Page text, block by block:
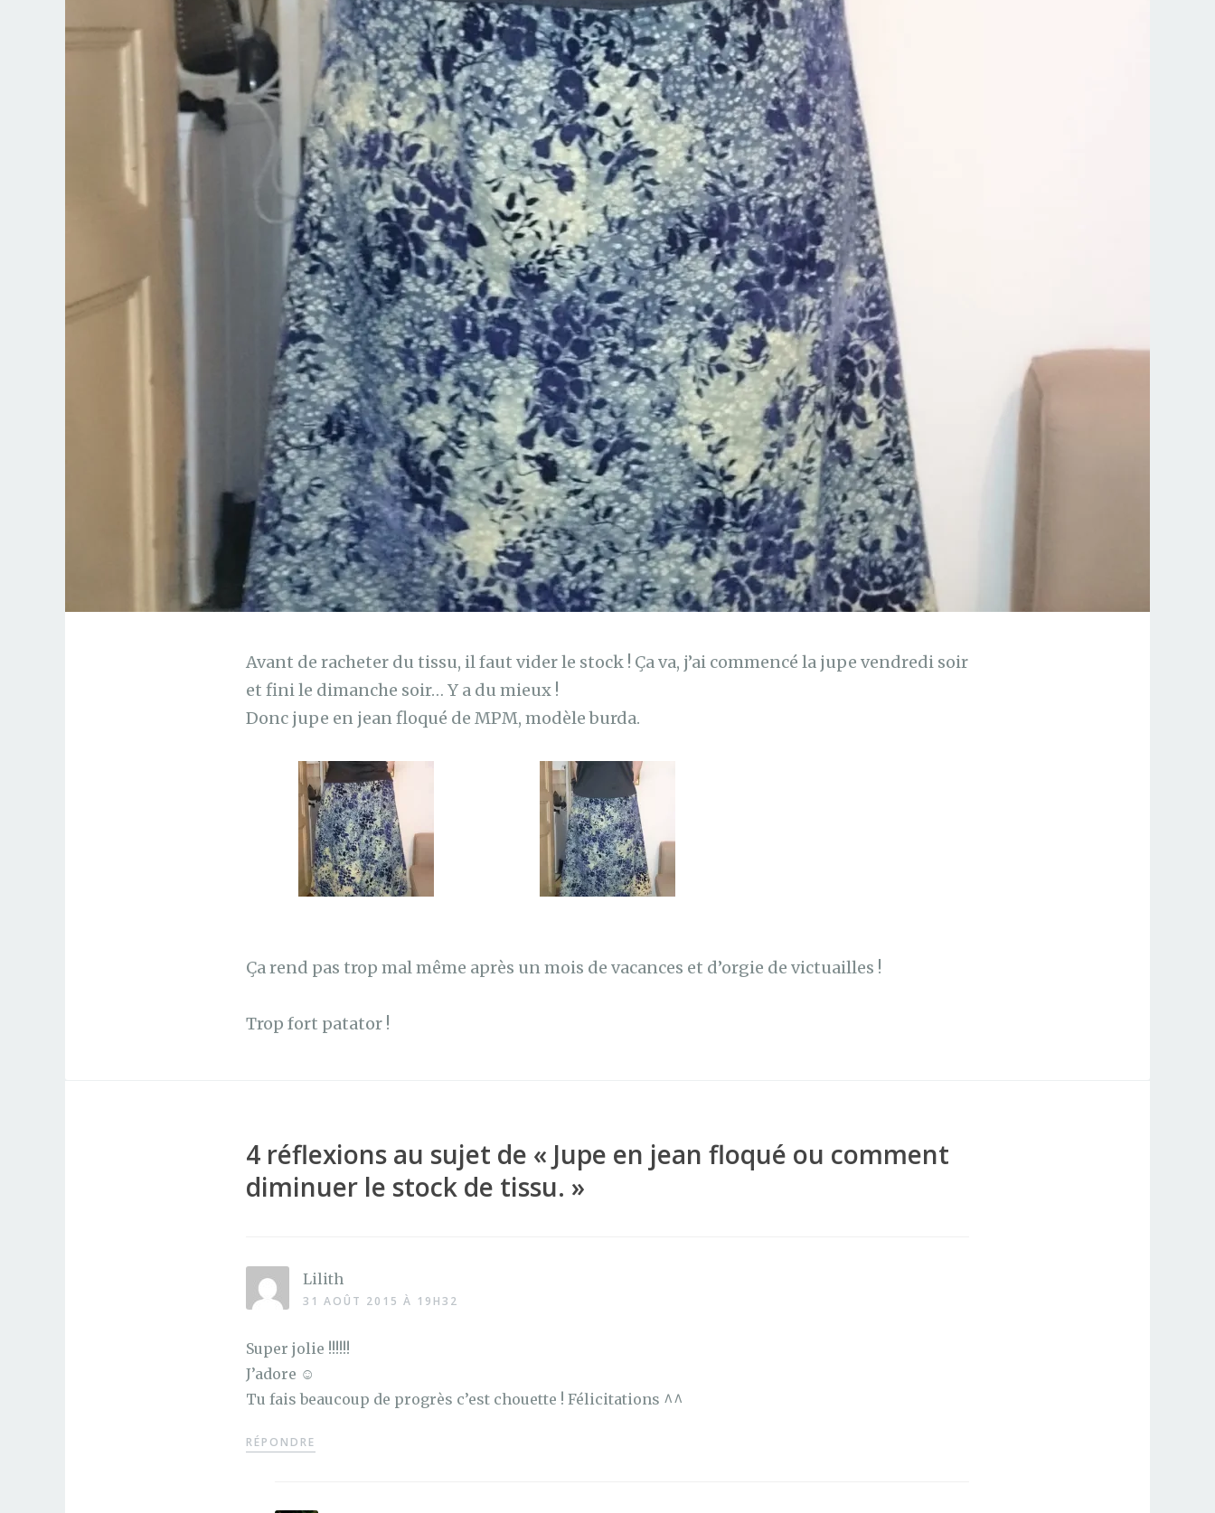
Avant de racheter du tissu, il faut vider le stock ! Ça va, j’ai commencé la jupe vendredi soir
et fini le dimanche soir… Y a du mieux !
Donc jupe en jean floqué de MPM, modèle burda.
Ça rend pas trop mal même après un mois de vacances et d’orgie de victuailles !
Trop fort patator !
4 réflexions au sujet de « Jupe en jean floqué ou comment
diminuer le stock de tissu. »
Lilith
31 AOÛT 2015 À 19H32
Super jolie !!!!!!
J’adore ☺
Tu fais beaucoup de progrès c’est chouette ! Félicitations ^^
RÉPONDRE